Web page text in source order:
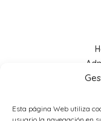
Esta página Web utiliza